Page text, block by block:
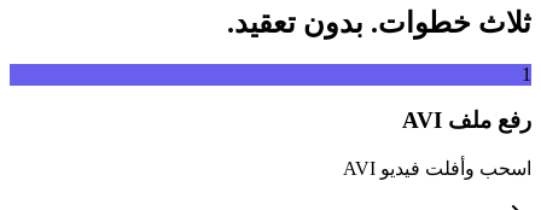
ثلاث خطوات. بدون تعقيد.
1
رفع ملف AVI
اسحب وأفلت فيديو AVI